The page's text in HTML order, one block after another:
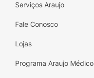
Serviços Araujo
Fale Conosco
Lojas
Programa Araujo Médico